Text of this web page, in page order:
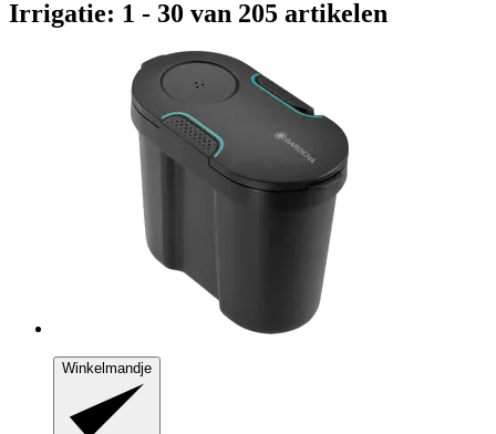
Irrigatie: 1 - 30 van 205 artikelen
Winkelmandje